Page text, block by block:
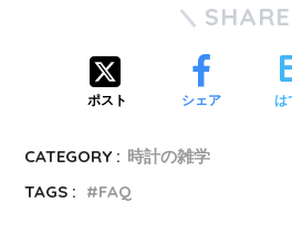
SHARE
ポスト シェア は
CATEGORY : 時計の雑学
TAGS :
FAQ